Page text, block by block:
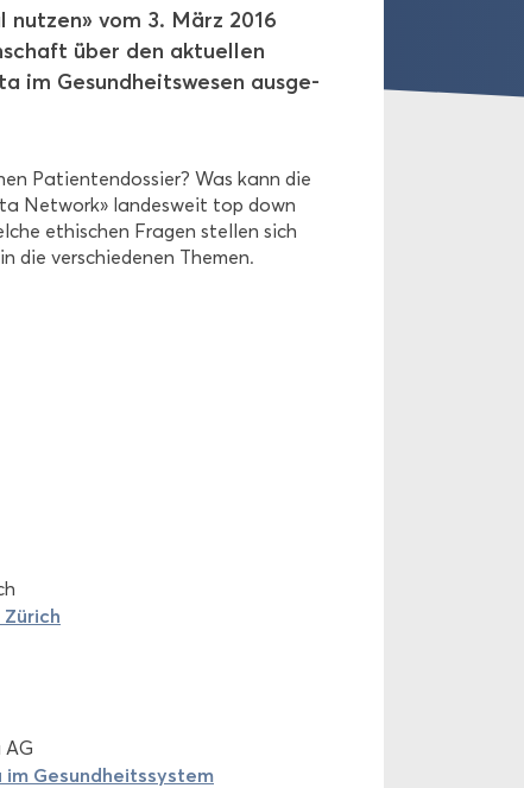
vom 3. März 2016
über den ak­tu­el­len
im Ge­sund­heits­we­sen aus­ge­
Pa­ti­en­ten­dos­sier? Was kann die
Net­work» lan­des­weit top down
ethi­schen Fra­gen stel­len sich
die ver­schie­de­nen The­men.
AG
Ge­sund­heits­sys­tem